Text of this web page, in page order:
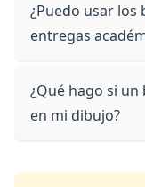
¿Puedo usar los
entregas
¿Qué hago si
en mi dibujo?